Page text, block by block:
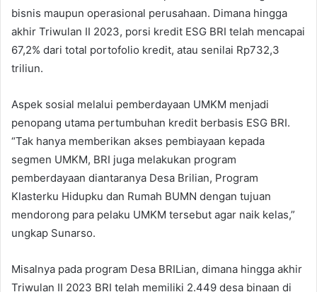
bisnis maupun operasional perusahaan. Dimana hingga
akhir Triwulan II 2023, porsi kredit ESG BRI telah mencapai
67,2% dari total portofolio kredit, atau senilai Rp732,3
triliun.
Aspek sosial melalui pemberdayaan UMKM menjadi
penopang utama pertumbuhan kredit berbasis ESG BRI.
“Tak hanya memberikan akses pembiayaan kepada
segmen UMKM, BRI juga melakukan program
pemberdayaan diantaranya Desa Brilian, Program
Klasterku Hidupku dan Rumah BUMN dengan tujuan
mendorong para pelaku UMKM tersebut agar naik kelas,”
ungkap Sunarso.
Misalnya pada program Desa BRILian, dimana hingga akhir
Triwulan II 2023 BRI telah memiliki 2.449 desa binaan di